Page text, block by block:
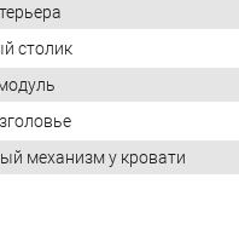
столик
механизм у кровати